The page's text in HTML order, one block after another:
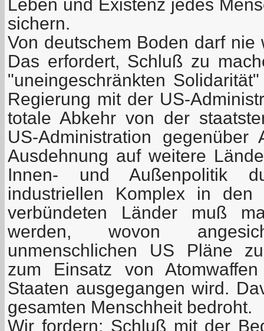
Leben und Existenz jedes
sichern.
Von deutschem Boden darf
Das erfordert, Schluß zu
"uneingeschränkten
Regierung mit der US-
totale Abkehr von der
US-Administration
Ausdehnung auf weitere
Innen- und Außenpolitik
industriellen Komplex in
verbündeten Länder muß
werden, wovon
unmenschlichen US Pläne
zum Einsatz von
Staaten ausgegangen wird.
gesamten Menschheit bedroht.
Wir fordern: Schluß mit der